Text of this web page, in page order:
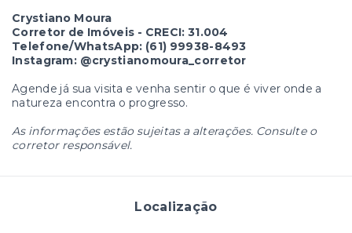
Crystiano Moura
Corretor de Imóveis - CRECI: 31.004
Telefone/WhatsApp: (61) 99938-8493
Instagram: @crystianomoura_corretor
Agende já sua visita e venha sentir o que é viver onde a
natureza encontra o progresso.
As informações estão sujeitas a alterações. Consulte o
corretor responsável.
Localização